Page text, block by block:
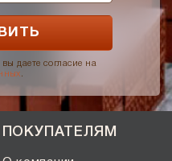
даете согласие на
.
ПОКУПАТЕЛЯМ